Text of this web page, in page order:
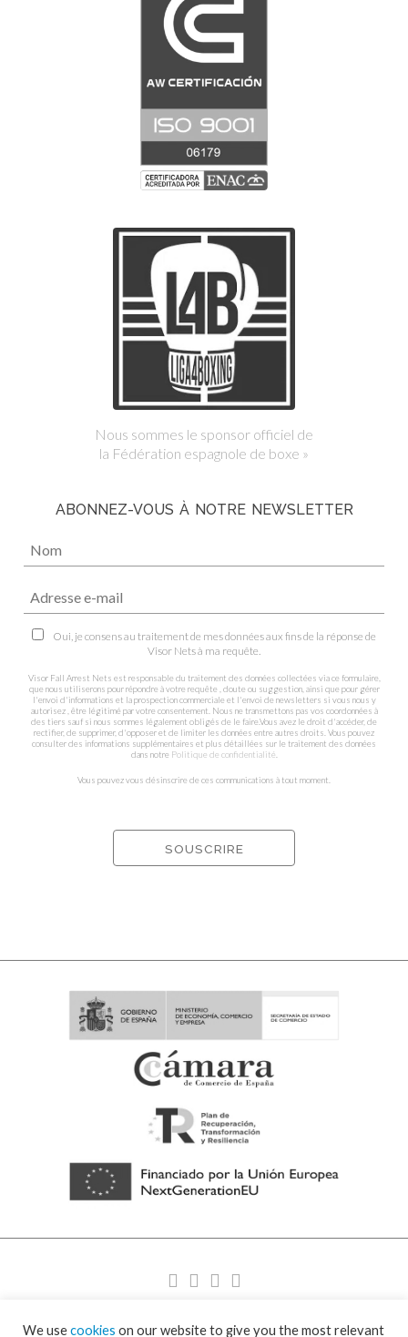
Nous sommes le sponsor officiel de
la Fédération espagnole de boxe »
ABONNEZ-VOUS À NOTRE NEWSLETTER
Oui, je consens au traitement de mes données aux fins de la réponse de
Visor Nets à ma requête.
Visor Fall Arrest Nets est responsable du traitement des données collectées via ce formulaire,
que nous utiliserons pour répondre à votre requête , doute ou suggestion, ainsi que pour gérer
l'envoi d'informations et la prospection commerciale et l'envoi de newsletters si vous nous y
autorisez , être légitimé par votre consentement. Nous ne transmettons pas vos coordonnées à
des tiers sauf si nous sommes légalement obligés de le faire.Vous avez le droit d'accéder, de
rectifier, de supprimer, d'opposer et de limiter les données entre autres droits. Vous pouvez
consulter des informations supplémentaires et plus détaillées sur le traitement des données
dans notre Politique de confidentialité
Vous pouvez vous désinscrire de ces communications à tout moment.
© 2026 Filets de sécurité – Filets de protection – Visornets – Visor Fall Arrest
We usecookies on our website to give you the most relevant